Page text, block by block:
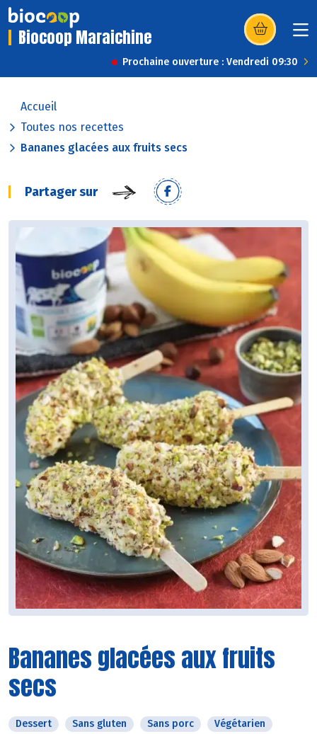
Biocoop Maraichine (s’ouvre dans
Prochaine ouverture : Vendredi 09:30
Accueil
Toutes nos recettes
Bananes glacées aux fruits secs
Partager sur
Bananes glacées aux fruits
secs
Dessert Sans gluten Sans porc
Végétarien